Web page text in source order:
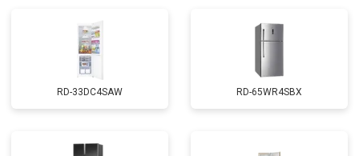
RD-33DC4SAW RD-65WR4SBX